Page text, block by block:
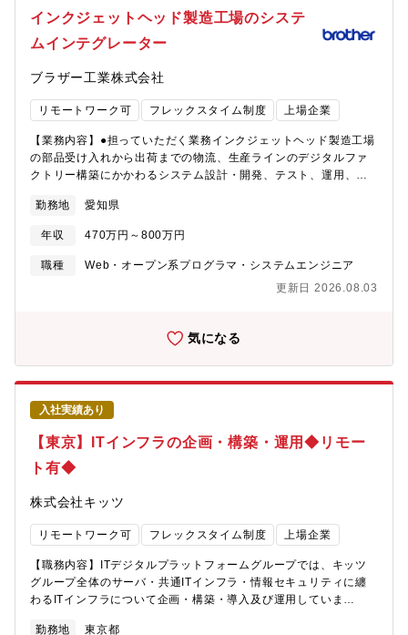
ことに貢献できます。それによりお客様の様々な課題解決に貢献
できる新商品・技術をスピーディに提供することに貢献できま
す。② 技術的挑戦と最先端技術への関与ができます-生成AI、AIエ
ージェント・マルチエージェントなど、現在注目されている技術
に挑戦できます。-これらの技術開発を通じて、ご自身のキャリア
開発・スキルアップを図ることができます。③ キャリアと成長の
機会があります-AI活用したプロセス革新に取り組まれている商品
群ごとに分かれている多様な経験を持たれたソフト開発エンジニ
アとの交流なども交えて、ご自身のキャリア形成・成長の機会を
得ることができます。
の「汎用化」を進めながら、積層造形技術を社内で成熟させ、
「商品化」による上市を計画しています。さらに、上市に向け
て、積層造形を前提とした部品設計の「標準化」にも取り組みま
データを生成するシステムの開発を担う人材を募集いたします。
【魅力・やりがい】◎現行メンバーは、金属材料を溶融させる電
源、任意の位置で溶融させるためのロボット制御、造形物を設
する人材が集まっています。全員が積層造形の素人から始まり、
技術や市場を学びながら、新事業創出にチャレンジしていま
す。 そんなチャレンジングな環境で、多様なメンバーと協働し
ながら、多面的な知見や経験を積みながら、技術的な幅が拡げる
術開発を進めてきました。 分業化を目的とした要員増強ではな
「標準化」を目的としているため、担当業務の幅は広く、一部に
は深堀をすることにもなります。◎「不可能」と言われていた技
開拓に向けて、お客様との部品開発や大学、国研との共同研究な
も」「どこでも（誰でも）」「何度でも」「何でも」同じものを
ものづくり変革の促進とその価値を提供する新事業の創出するこ
とです。【働き方】・平均残業時間：20時間程度/月・リモートワ
ーク：全社制度として月10日まで利用可能
インクジェットヘッド製造工場のシステ
ムインテグレーター
ブラザー工業株式会社
リモートワーク可 フレックスタイム制度 上場企業
【業務内容】●担っていただく業務インクジェットヘッド製造工場
の部品受け入れから出荷までの物流、生産ラインのデジタルファ
クトリー構築にかかわるシステム設計・開発、テスト、運用、保
財。デジタルファクトリーチームのスペシャリストもしくはマネ
ージャー。【仕事の進め方】 当チームには製造に必要なシステ
ム・アプリの構築保守運用経験が豊富な人材が在籍しています。
また、内製システム・アプリ開発部門と密に連携し、開発段階か
現場との折衝・合意形成も含め、デジタルファクトリー構築業務
括するIT戦略部とも全社基盤の連携等で協働いただく想定をして
おります。【組織ミッション】 部門：インクジェットプリンタの
キーパーツ生産において業界最高レベルの生産効率の獲得、顧客
への最高レベルの価値提供 ITチーム：製造現場における業
務改善/効率化、データ・IT活用の企画および推進【仕事の魅力・
やりがい】 デジタルファクトリー化・自動化というテーマを製造
現場に近いところで取り組むことで、ものづくりプロセスを根本
から変革する実感を得ながら業務推進しています。自身の提案を
具現化することが現場の生産性向上や品質向上に直結し、グロー
門家と協働しながら、自身の技術力・マネジメント力を大きく伸
ばすことができます。【技術力】 インクジェットヘッド生産にお
けるデータベース構築やIoT技術活用、データ活用、分析基盤構築
ド技術やAI活用、セキュリティ強化にも積極的に取り組んでいま
す。これらの技術力を活かして、現場の課題解決や新たな価値創
出にチャレンジしています。【入社後の研修体制】 社員一人ひと
りが自律的に成長できるよう、充実した研修体制を整えていま
勤務地 愛知県
年収 470万円～800万円
職種
Web・オープン系プログラマ・システムエンジニア
更新日 2026.08.03
気になる
入社実績あり
【東京】ITインフラの企画・構築・運用◆リモー
ト有◆
株式会社キッツ
リモートワーク可 フレックスタイム制度 上場企業
【職務内容】ITデジタルプラットフォームグループでは、キッツ
グループ全体のサーバ・共通ITインフラ・情報セキュリティに纏
わるITインフラについて企画・構築・導入及び運用していま
勤務地 東京都